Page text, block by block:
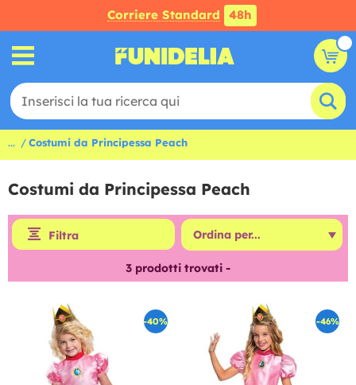
Corriere Standard 48h
... Costumi da Principessa Peach
Costumi da Principessa Peach
Filtra
3 prodotti trovati -
-40% -46%